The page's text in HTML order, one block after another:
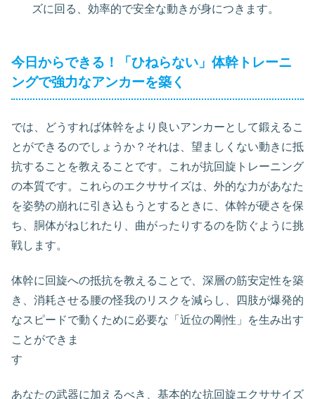
ズに回る、効率的で安全な動きが身につきます。
今日からできる！「ひねらない」体幹トレーニ
ングで強力なアンカーを築く
では、どうすれば体幹をより良いアンカーとして鍛えるこ
とができるのでしょうか？それは、望ましくない動きに抵
抗することを教えることです。これが抗回旋トレーニング
の本質です。これらのエクササイズは、外的な力があなた
を姿勢の崩れに引き込もうとするときに、体幹が硬さを保
ち、胴体がねじれたり、曲がったりするのを防ぐように挑
戦します。
体幹に回旋への抵抗を教えることで、深層の筋安定性を築
き、消耗させる腰の怪我のリスクを減らし、四肢が爆発的
なスピードで動くために必要な「近位の剛性」を生み出す
ことができま
す
あなたの武器に加えるべき、基本的な抗回旋エクササイズ